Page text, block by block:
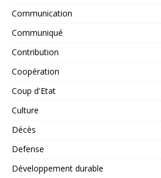
Communication
Communiqué
Contribution
Coopération
Coup d'Etat
Culture
Décès
Defense
Développement durable